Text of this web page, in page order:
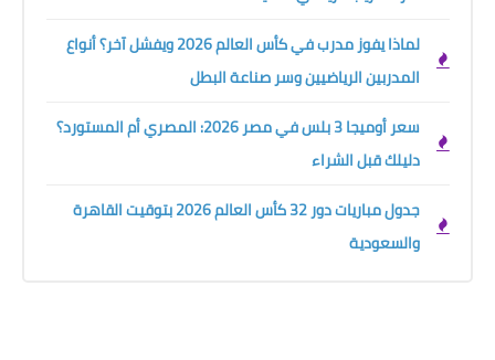
لماذا يفوز مدرب في كأس العالم 2026 ويفشل آخر؟ أنواع
المدربين الرياضيين وسر صناعة البطل
سعر أوميجا 3 بلس في مصر 2026: المصري أم المستورد؟
دليلك قبل الشراء
جدول مباريات دور 32 كأس العالم 2026 بتوقيت القاهرة
والسعودية